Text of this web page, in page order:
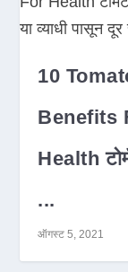
10
Benefits
Health
...
ऑगस्ट 5, 2021